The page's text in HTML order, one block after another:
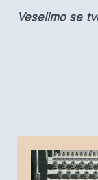
Veselimo se